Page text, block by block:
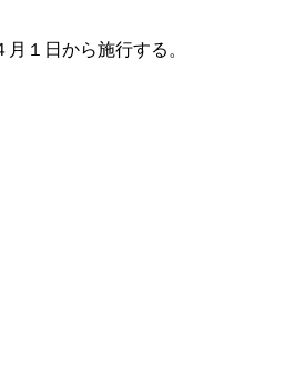
１日から施行する。